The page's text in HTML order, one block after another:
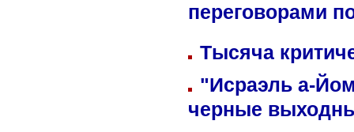
переговорами
Тысяча
"Исраэль а-
черные